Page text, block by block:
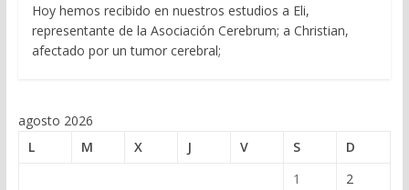
Hoy hemos recibido en nuestros estudios a Eli,
representante de la Asociación Cerebrum; a Christian,
afectado por un tumor cerebral;
agosto 2026
L
M X J V S
D
1
2